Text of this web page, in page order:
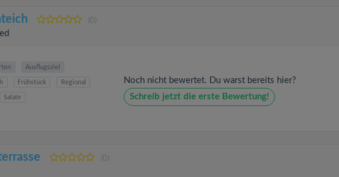
(0)
Ausflugsziel
Frühstück Regional
Salate
Noch nicht bewertet. Du warst bereits hier?
Schreib jetzt die erste Bewertung!
(0)